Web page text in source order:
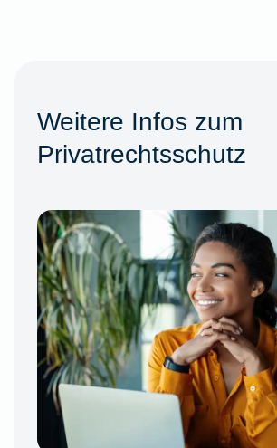
Weitere Infos zum
Privatrechtsschutz